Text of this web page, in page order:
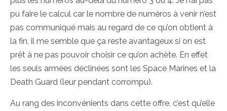
pu faire le calcul car le nombre de numéros à venir n’est
pas communiqué mais au regard de ce qu’on obtient à
la fin, il me semble que ça reste avantageux si on est
prêt à ne pas pouvoir choisir ce qu’on achète. En effet
les seuls armées déclinées sont les Space Marines et la
Death Guard (leur pendant corrompu).
Au rang des inconvénients dans cette offre, c’est qu’elle